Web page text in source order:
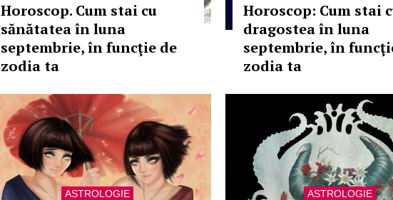
Horoscop. Cum stai cu
sănătatea în luna
septembrie, în funcţie de
zodia ta
Horoscop: Cum stai
dragostea în luna
septembrie, în
zodia ta
ASTROLOGIE ASTROLOGIE